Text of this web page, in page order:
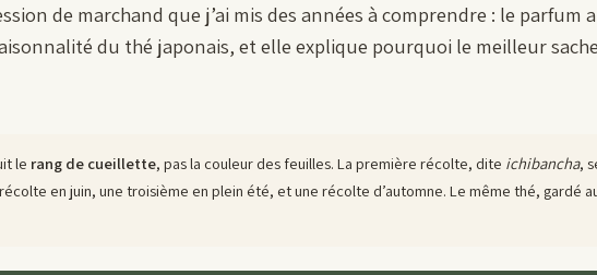
de marchand que j’ai mis des années à comprendre : le
du thé japonais, et elle explique pourquoi le meilleur
le rang de cueillette, pas la couleur des feuilles. La première récolte, dite ichibancha,
en juin, une troisième en plein été, et une récolte d’automne. Le même thé, gardé